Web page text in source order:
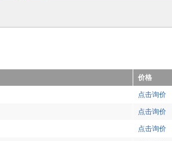
价格
点击询价
点击询价
点击询价